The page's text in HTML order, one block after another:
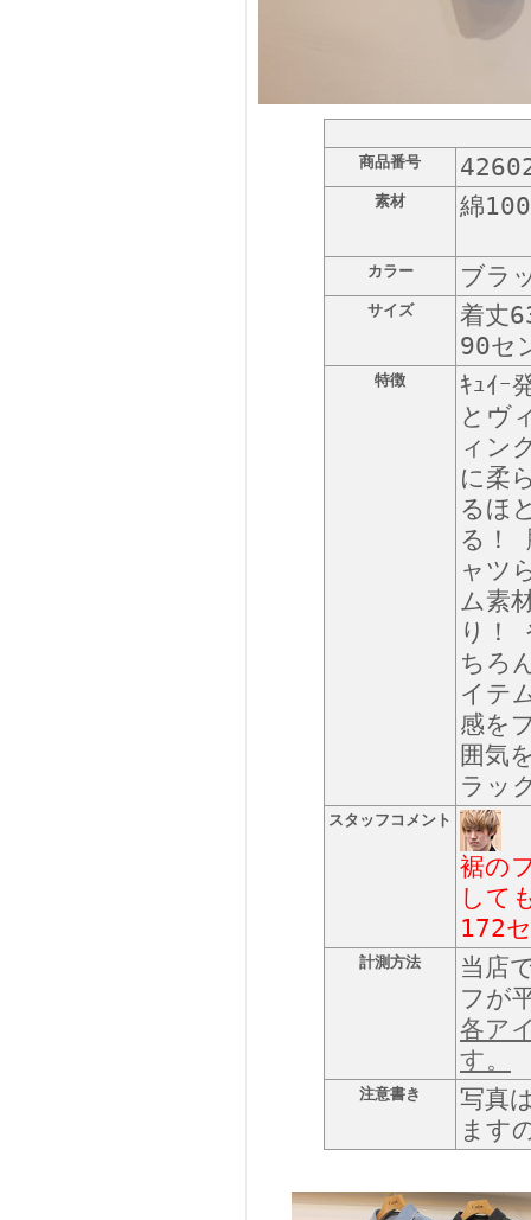
商品番号
素材 綿
カラー ブラ
サイズ
着丈
90セ
特徴
ｷｭｲｰ
とヴ
ィン
に柔
るほ
る！
ャツ
ム素
り！
ちろ
イテ
感を
囲気
ラッ
スタッフコメント
裾の
して
172
計測方法
当店
フが
各ア
す。
注意書き
写真
ます